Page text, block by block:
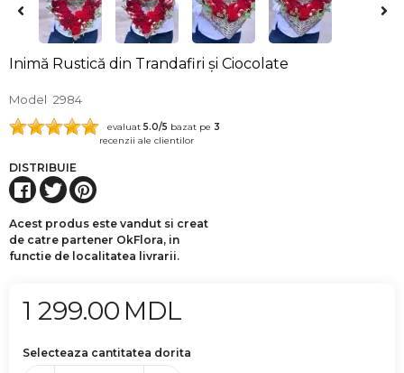
Inimă Rustică din Trandafiri și Ciocolate
Model 2984
evaluat 5.0/5 bazat pe 3
recenzii ale clientilor
DISTRIBUIE
Acest produs este vandut si creat
de catre partener OkFlora, in
functie de localitatea livrarii.
1 299.00 MDL
Selecteaza cantitatea dorita